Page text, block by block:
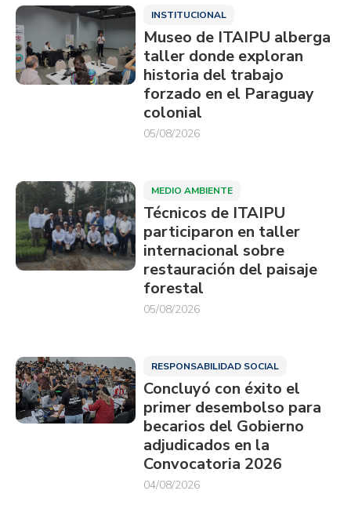
INSTITUCIONAL
Museo de ITAIPU alberga
taller donde exploran
historia del trabajo
forzado en el Paraguay
colonial
05/08/2026
MEDIO AMBIENTE
Técnicos de ITAIPU
participaron en taller
internacional sobre
restauración del paisaje
forestal
05/08/2026
RESPONSABILIDAD SOCIAL
Concluyó con éxito el
primer desembolso para
becarios del Gobierno
adjudicados en la
Convocatoria 2026
04/08/2026